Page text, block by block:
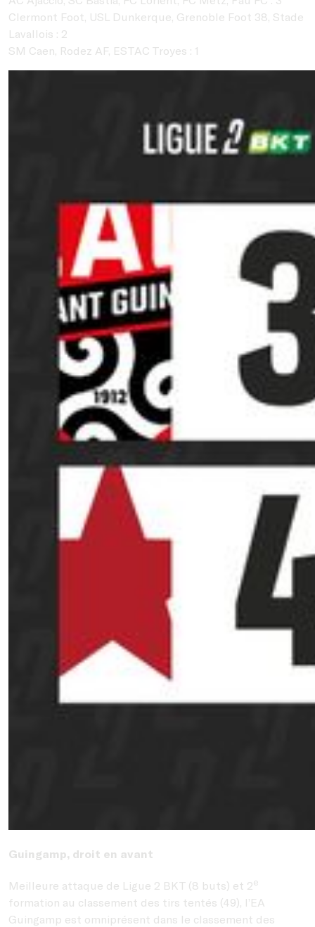
Clermont Foot, USL Dunkerque, Grenoble Foot 38, Stade
Lavallois : 2
SM Caen, Rodez AF, ESTAC Troyes : 1
Guingamp, droit en avant
Meilleure attaque de Ligue 2 BKT (8 buts) et 2e
formation au classement des tirs tentés (49), l’EA
Guingamp est omniprésent dans le classement des